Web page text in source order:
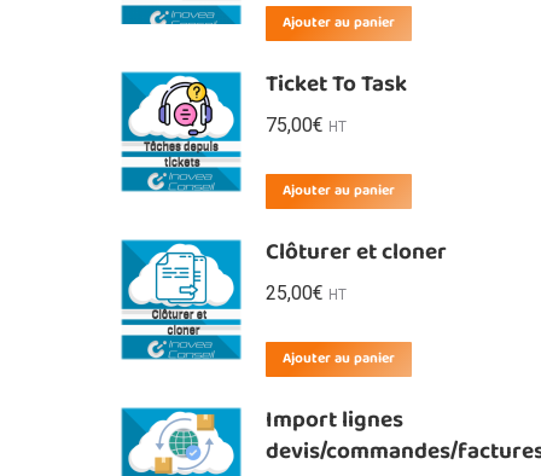
Ajouter au panier
Ticket To Task
75,00€ HT
Ajouter au panier
Clôturer et cloner
25,00€ HT
Ajouter au panier
Import lignes
devis/commandes/